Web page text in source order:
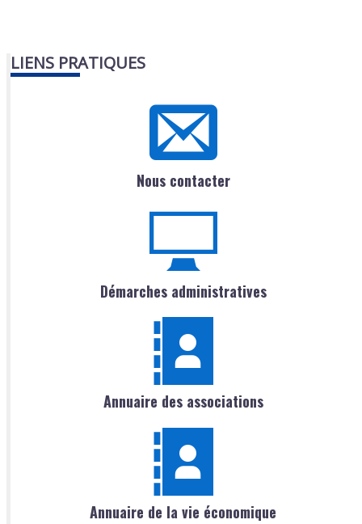
LIENS PRATIQUES
Nous contacter
Démarches administratives
Annuaire des associations
Annuaire de la vie économique